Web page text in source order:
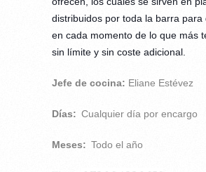
distribuidos por toda la barra para
en cada momento de lo que más
sin límite y sin coste adicional.
Jefe de cocina: Eliane Estévez
Días: Cualquier día por encargo
Meses: Todo el año